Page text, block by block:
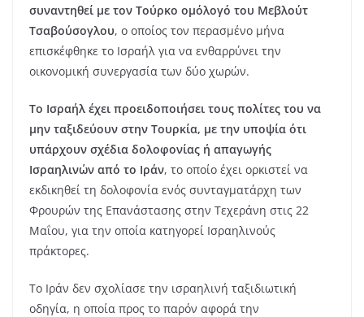
συναντηθεί με τον Τούρκο ομόλογό του Μεβλούτ
Τσαβούσογλου, ο οποίος τον περασμένο μήνα
επισκέφθηκε το Ισραήλ για να ενθαρρύνει την
οικονομική συνεργασία των δύο χωρών.
Το Ισραήλ έχει προειδοποιήσει τους πολίτες του να
μην ταξιδεύουν στην Τουρκία, με την υποψία ότι
υπάρχουν σχέδια δολοφονίας ή απαγωγής
Ισραηλινών από το Ιράν, το οποίο έχει ορκιστεί να
εκδικηθεί τη δολοφονία ενός συνταγματάρχη των
Φρουρών της Επανάστασης στην Τεχεράνη στις 22
Μαΐου, για την οποία κατηγορεί Ισραηλινούς
πράκτορες.
Το Ιράν δεν σχολίασε την ισραηλινή ταξιδιωτική
οδηγία, η οποία προς το παρόν αφορά την